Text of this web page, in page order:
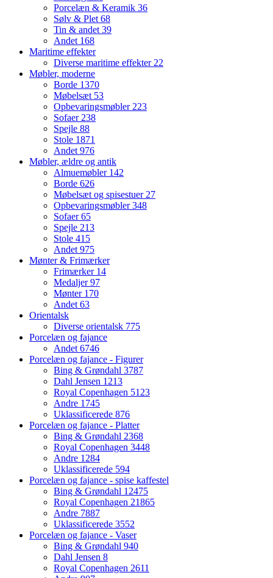
Porcelæn & Keramik 36
Sølv & Plet 68
Tin & andet 39
Andet 168
Maritime effekter
Diverse maritime effekter 22
Møbler, moderne
Borde 1370
Møbelsæt 53
Opbevaringsmøbler 223
Sofaer 238
Spejle 88
Stole 1871
Andet 976
Møbler, ældre og antik
Almuemøbler 142
Borde 626
Møbelsæt og spisestuer 27
Opbevaringsmøbler348
Sofaer65
Spejle 213
Stole 415
Andet 975
Mønter & Frimærker
Frimærker 14
Medaljer97
Mønter 170
Andet 63
Orientalsk
Diverse orientalsk 775
Porcelæn og fajance
Andet 6746
Porcelæn og fajance - Figurer
Bing & Grøndahl 3787
Dahl Jensen 1213
Royal Copenhagen 5123
Andre 1745
Uklassificerede 876
Porcelæn og fajance - Platter
Bing & Grøndahl 2368
Royal Copenhagen 3448
Andre 1284
Uklassificerede 594
Porcelæn og fajance - spise kaffestel
Bing & Grøndahl 12475
Royal Copenhagen 21865
Andre 7887
Uklassificerede 3552
Porcelæn og fajance - Vaser
Bing & Grøndahl 940
Dahl Jensen 8
Royal Copenhagen 2611